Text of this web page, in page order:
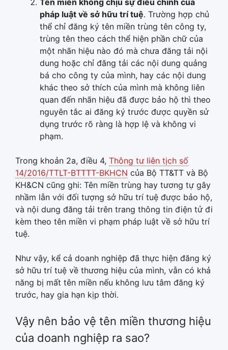
Tên miền không chịu sự điều chỉnh của
pháp luật về sở hữu trí tuệ. Trường hợp chủ
thể chỉ đăng ký tên miền trùng tên công ty,
trùng tên theo cách thể hiện phần chữ của
một nhãn hiệu nào đó mà chưa đăng tải nội
dung hoặc chỉ đăng tải các nội dung quảng
bá cho công ty của mình, hay các nội dung
khác theo sở thích của mình mà không liên
quan đến nhãn hiệu đã được bảo hộ thì theo
nguyên tắc ai đăng ký trước được quyền sử
dụng trước rõ ràng là hợp lệ và không vi
phạm.
Trong khoản 2a, điều 4, Thông tư liên tịch số
14/2016/TTLT-BTTTT-BKHCN của Bộ TT&TT và Bộ
KH&CN cũng ghi: Tên miền trùng hay tương tự gây
nhầm lẫn với đối tượng sở hữu trí tuệ được bảo hộ,
và nội dung đăng tải trên trang thông tin điện tử đi
kèm theo tên miền vi phạm pháp luật về sở hữu trí
tuệ.
Như vậy, kể cả doanh nghiệp đã thực hiện đăng ký
sở hữu trí tuệ về thương hiệu của mình, vẫn có khả
năng bị mất tên miền nếu không lưu tâm đăng ký
trước, hay gia hạn kịp thời.
Vậy nên bảo vệ tên miền thương hiệu
của doanh nghiệp ra sao?